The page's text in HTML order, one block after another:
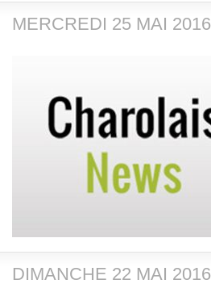
MERCREDI 25 MAI 2016
DIMANCHE 22 MAI 2016